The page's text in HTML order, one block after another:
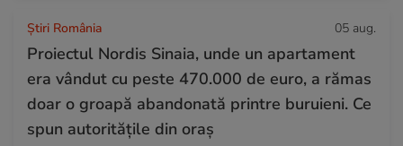
Știri România 05 aug.
Proiectul Nordis Sinaia, unde un apartament
era vândut cu peste 470.000 de euro, a rămas
doar o groapă abandonată printre buruieni. Ce
spun autoritățile din oraș